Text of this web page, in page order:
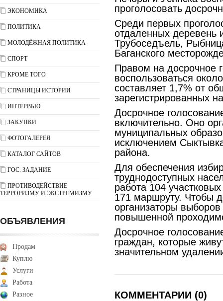
ЭКОНОМИКА
ПОЛИТИКА
МОЛОДЁЖНАЯ ПОЛИТИКА
СПОРТ
КРОМЕ ТОГО
СТРАНИЦЫ ИСТОРИИ
ИНТЕРВЬЮ
ЗАКУПКИ
ФОТОГАЛЕРЕЯ
КАТАЛОГ САЙТОВ
ГОС. ЗАДАНИЕ
ПРОТИВОДЕЙСТВИЕ
ТЕРРОРИЗМУ И ЭКСТРЕМИЗМУ
ОБЪЯВЛЕНИЯ
Продам
Куплю
Услуги
Работа
Разное
проголосовать
Среди первых
отдаленных деревень
Трубоседъель,
Баганского
Правом на досрочное
воспользоваться
составляет 1,7% от
зарегистрированных
Досрочное
включительно. Оно
муниципальных
исключением
района.
Для обеспечения
труднодоступных
работа 104
171 маршруту. Чтобы
организаторы
повышенной
Досрочное
граждан, которые
значительном
КОММЕНТАРИИ (0)